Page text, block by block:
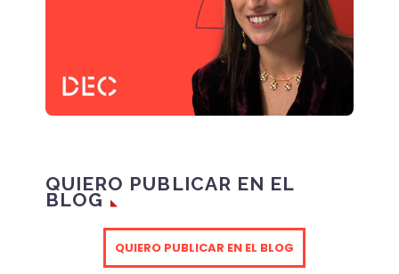
QUIERO PUBLICAR EN EL
BLOG
QUIERO PUBLICAR EN EL BLOG